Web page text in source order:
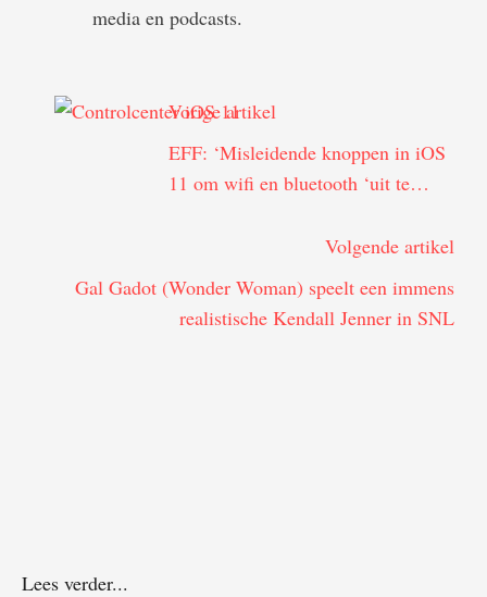
media en podcasts.
Vorige artikel
EFF: ‘Misleidende knoppen in iOS
11 om wifi en bluetooth ‘uit te
Volgende artikel
Gal Gadot (Wonder Woman) speelt een immens
realistische Kendall Jenner in SNL
Lees verder...